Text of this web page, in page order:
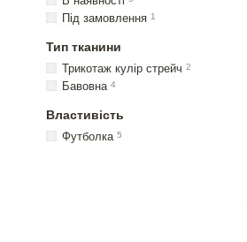
Під замовлення 1
Тип тканини
Трикотаж кулір стрейч 2
Бавовна 4
Властивість
Футболка 5